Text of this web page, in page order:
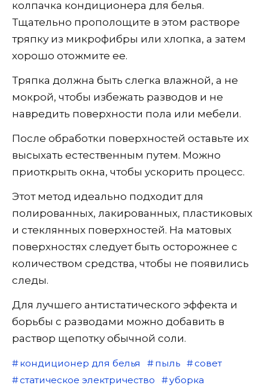
колпачка кондиционера для белья.
Тщательно прополощите в этом растворе
тряпку из микрофибры или хлопка, а затем
хорошо отожмите ее.
Тряпка должна быть слегка влажной, а не
мокрой, чтобы избежать разводов и не
навредить поверхности пола или мебели.
После обработки поверхностей оставьте их
высыхать естественным путем. Можно
приоткрыть окна, чтобы ускорить процесс.
Этот метод идеально подходит для
полированных, лакированных, пластиковых
и стеклянных поверхностей. На матовых
поверхностях следует быть осторожнее с
количеством средства, чтобы не появились
следы.
Для лучшего антистатического эффекта и
борьбы с разводами можно добавить в
раствор щепотку обычной соли.
кондиционер для белья пыль
совет
статическое электричество
уборка